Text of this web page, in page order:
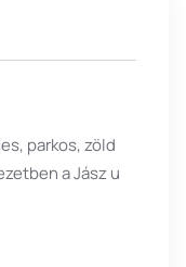
parkos, zöld
a Jász u